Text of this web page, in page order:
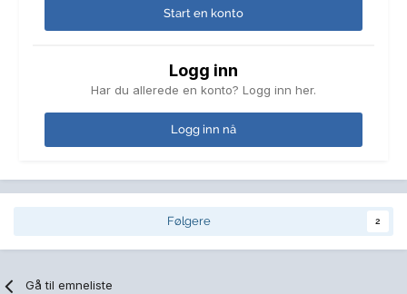
Start en konto
Logg inn
Har du allerede en konto? Logg inn her.
Logg inn nå
Følgere 2
Gå til emneliste